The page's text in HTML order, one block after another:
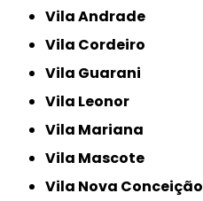
Vila Andrade
Vila Cordeiro
Vila Guarani
Vila Leonor
Vila Mariana
Vila Mascote
Vila Nova Conceição